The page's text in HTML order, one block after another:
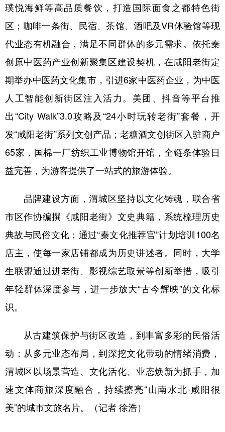
璞悦海鲜等高品质餐饮，打造国际面食之都特色街
区；咖啡一条街、民宿、茶馆、酒吧及VR体验馆等现
代业态有机融合，满足不同群体的多元需求。依托秦
创原中医药产业创新聚集区建设契机，在咸阳老街定
期举办中医药文化集市，引进6家中医药企业，为中医
人工智能创新街区注入活力。美团、抖音等平台推
出“City Walk”3.0攻略及“24小时玩转老街”套餐，开
发“咸阳老街”系列文创产品；老糖酒文创街区入驻商户
65家，国棉一厂纺织工业博物馆开馆，全链条体验日
益完善，为游客提供了一站式的旅游体验。
品牌建设方面，渭城区坚持以文化铸魂，联合省
市区作协编撰《咸阳老街》文史典籍，系统梳理历史
典故与民俗文化；通过“秦文化推荐官”计划培训100名
店主，使每一家店铺都成为历史讲述者。同时，大学
生联盟通过进老街、影视综艺取景等创新举措，吸引
年轻群体深度参与，进一步放大“古今辉映”的文化标
识。
从古建筑保护与街区改造，到丰富多彩的民俗活
动；从多元业态布局，到深挖文化带动的情绪消费，
渭城区以场景营造、文化活化、业态焕新为抓手，加
速文体商旅深度融合，持续擦亮“山南水北·咸阳很
美”的城市文旅名片。（记者 徐浩）